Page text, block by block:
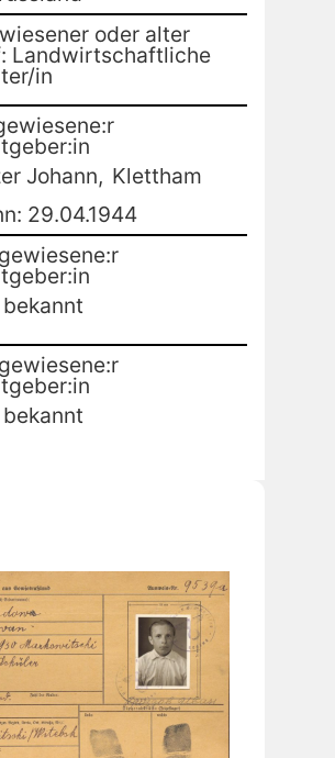
oder alter
Landwirtschaftliche
in
Johann, Klettham
29.04.1944